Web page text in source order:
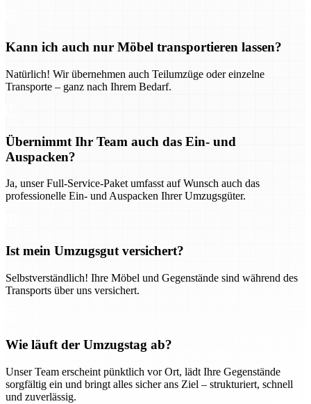
Kann ich auch nur Möbel transportieren lassen?
Natürlich! Wir übernehmen auch Teilumzüge oder einzelne
Transporte – ganz nach Ihrem Bedarf.
Übernimmt Ihr Team auch das Ein- und
Auspacken?
Ja, unser Full-Service-Paket umfasst auf Wunsch auch das
professionelle Ein- und Auspacken Ihrer Umzugsgüter.
Ist mein Umzugsgut versichert?
Selbstverständlich! Ihre Möbel und Gegenstände sind während des
Transports über uns versichert.
Wie läuft der Umzugstag ab?
Unser Team erscheint pünktlich vor Ort, lädt Ihre Gegenstände
sorgfältig ein und bringt alles sicher ans Ziel – strukturiert, schnell
und zuverlässig.